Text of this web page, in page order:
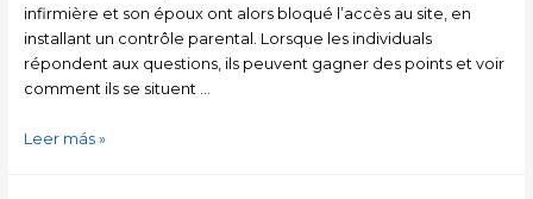
infirmière et son époux ont alors bloqué l’accès au site, en
installant un contrôle parental. Lorsque les individuals
répondent aux questions, ils peuvent gagner des points et voir
comment ils se situent …
Leer más »